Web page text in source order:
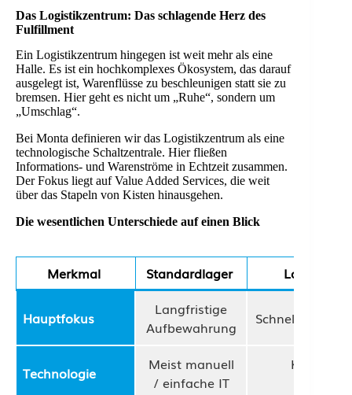
Das Logistikzentrum: Das schlagende Herz des
Fulfillment
Ein Logistikzentrum hingegen ist weit mehr als eine
Halle. Es ist ein hochkomplexes Ökosystem, das darauf
ausgelegt ist, Warenflüsse zu beschleunigen statt sie zu
bremsen. Hier geht es nicht um „Ruhe“, sondern um
„Umschlag“.
Bei Monta definieren wir das Logistikzentrum als eine
technologische Schaltzentrale. Hier fließen
Informations- und Warenströme in Echtzeit zusammen.
Der Fokus liegt auf Value Added Services, die weit
über das Stapeln von Kisten hinausgehen.
Die wesentlichen Unterschiede auf einen Blick
Merkmal Standardlager
Hauptfokus
Langfristige
Aufbewahrung
Schneller
Technologie
Meist manuell
/ einfache IT
KI-